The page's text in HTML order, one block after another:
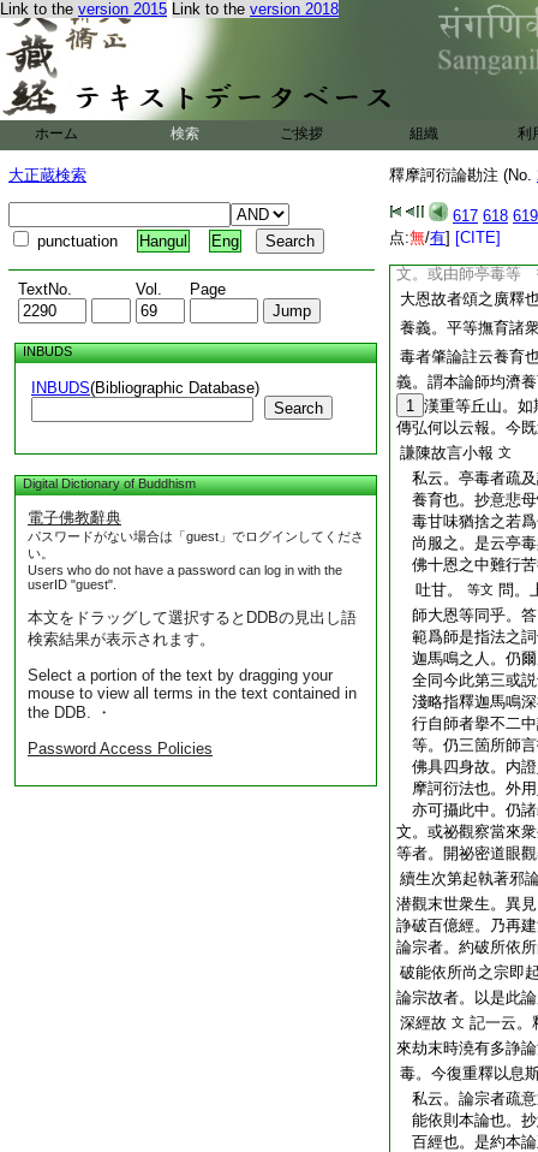
Link to the version 2015 Link to the version 2018
ホーム 検索 ご挨拶 組織 利
大正蔵検索
punctuation Hangul Eng
TextNo. Vol. Page
INBUDS
INBUDS(Bibliographic Database)
Search
Digital Dictionary of Buddhism
電子佛教辭典
パスワードがない場合は「guest」でログインしてくださ
い。
Users who do not have a password can log in with the
userID "guest".
本文をドラッグして選択するとDDBの見出し語
検索結果が表示されます。
Select a portion of the text by dragging your
mouse to view all terms in the text contained in
the DDB. ・
Password Access Policies
釋摩訶衍論勘注 (No.
617 618 619
点:無/有] [CITE]
者顯生滅門令入甚
者詮猶顯也。依門
云。所詮理者詮則
依門顯所入法故。
入門名爲隔檀。爲
往向。所詮理者即
示故云趣入 文
私云。第二因即
重重顯密分別。
三師共眞如生滅
文。或由師亭毒等
大恩故者頌之廣釋
養義。平等撫育諸
毒者肇論註云養育
義。謂本論師均濟
1 漢重等丘山。如
傳弘何以云報。今
謙陳故言小報 文
私云。亭毒者疏
養育也。抄意悲
毒甘味猶捨之若
尚服之。是云亭
佛十恩之中難行
吐甘。
等文 問。
師大恩等同乎。
範爲師是指法之
迦馬鳴之人。仍
全同今此第三或
淺略指釋迦馬鳴
行自師者擧不二
等。仍三箇所師
佛具四身故。内
摩訶衍法也。外
亦可攝此中。仍
文。或祕觀察當來
等者。開祕密道眼
續生次第起執著邪
潜觀末世衆生。異
諍破百億經。乃再
論宗者。約破所依
破能依所尚之宗即
論宗故者。以是此
深經故 文 記一云。
來劫末時澆有多諍
毒。今復重釋以息
私云。論宗者疏
能依則本論也。
百經也。是約本